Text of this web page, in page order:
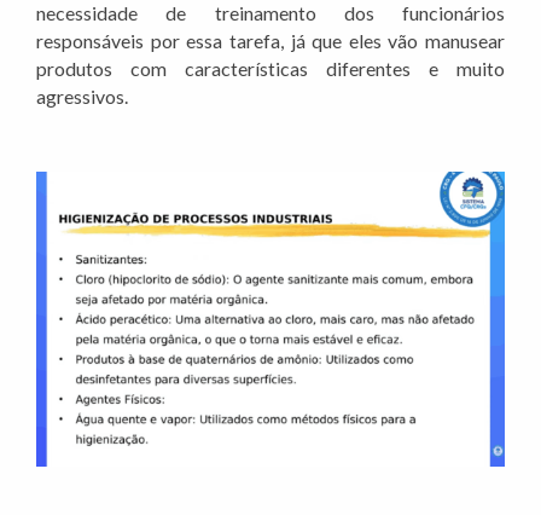
necessidade de treinamento dos funcionários
responsáveis por essa tarefa, já que eles vão manusear
produtos com características diferentes e muito
agressivos.